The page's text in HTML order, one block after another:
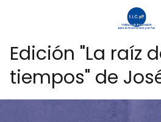
Edición "La raíz
tiempos" de